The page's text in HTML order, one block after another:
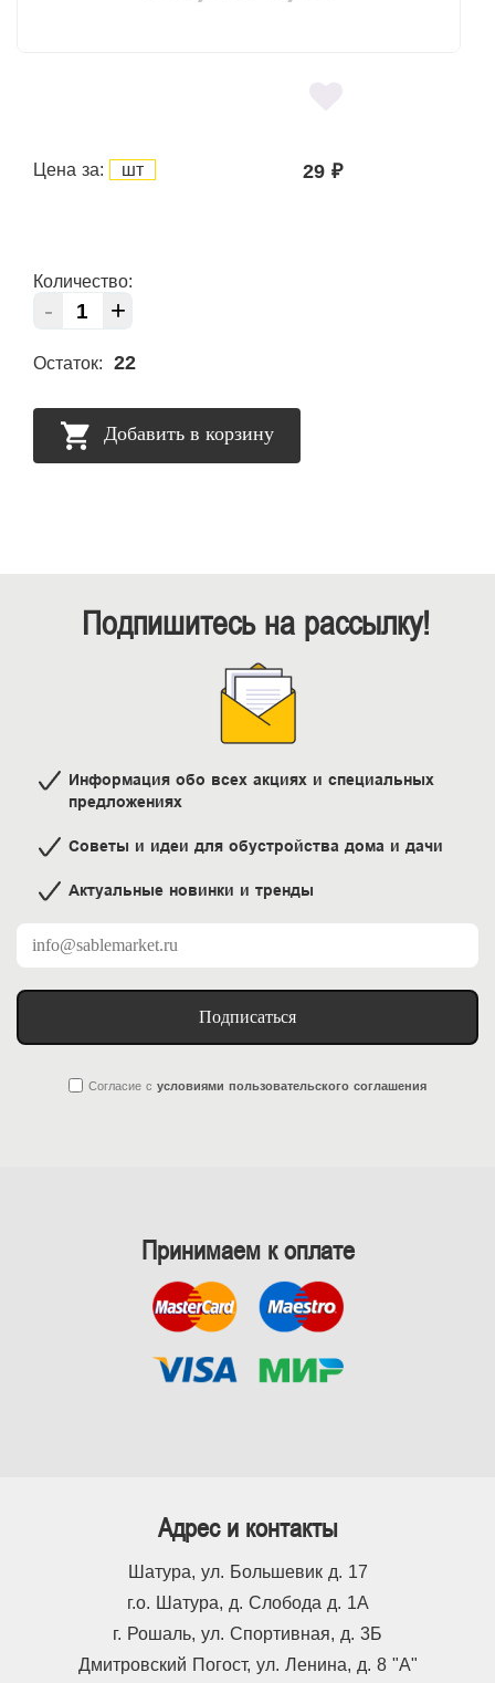
Цена за: шт 29 ₽
Количество:
- +
Остаток: 22
Добавить в корзину
Подпишитесь на рассылку!
Информация обо всех акциях и специальных
предложениях
Советы и идеи для обустройства дома и дачи
Актуальные новинки и тренды
Подписаться
Согласие с условиями пользовательского соглашения
Принимаем к оплате
Адрес и контакты
Шатура, ул. Большевик д. 17
г.о. Шатура, д. Слобода д. 1А
г. Рошаль, ул. Спортивная, д. 3Б
Дмитровский Погост, ул. Ленина, д. 8 "А"